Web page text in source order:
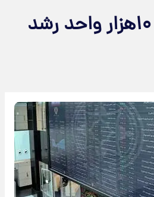
شاخص بورس ۱۰هزار واحد رشد